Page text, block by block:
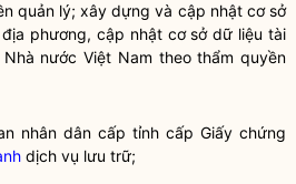
quản lý; xây dựng và cập nhật cơ sở
phương, cập nhật cơ sở dữ liệu tài
Nhà nước Việt Nam theo thẩm quyền
nhân dân cấp tỉnh cấp Giấy chứng
dịch vụ lưu trữ;